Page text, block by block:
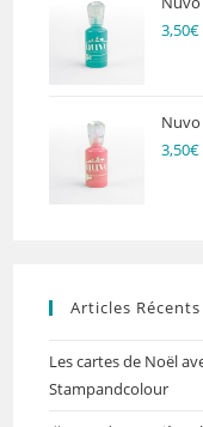
3,50€
3,50€
Articles Récents
Les cartes de Noël
Stampandcolour